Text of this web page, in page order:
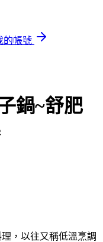
的帳號
鍋~舒肥
，以往又稱低溫烹調